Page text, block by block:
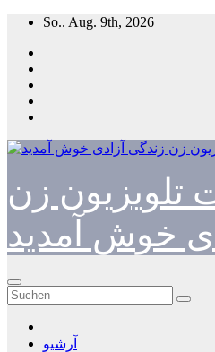
Zum
springen
So.. Aug. 9th, 2026
تلویزیون زن
خوش آمدید
آرشیو